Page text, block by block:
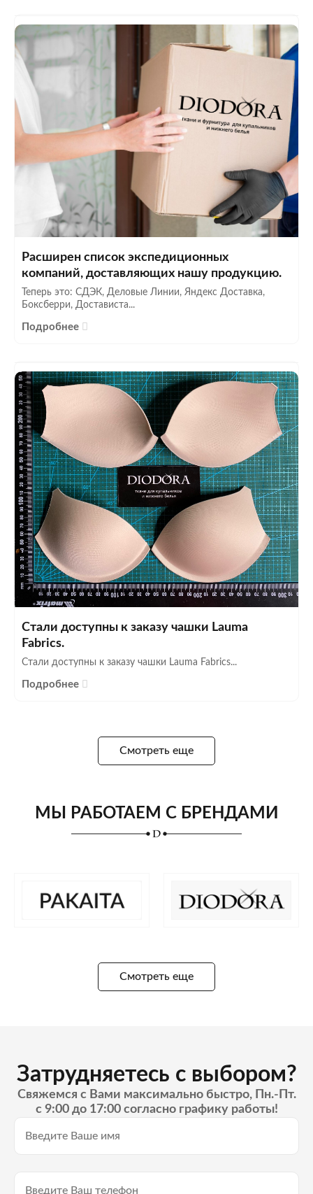
Расширен список экспедиционных
компаний, доставляющих нашу продукцию.
Теперь это: СДЭК, Деловые Линии, Яндекс Доставка,
Боксберри, Достависта...
Подробнее
Стали доступны к заказу чашки Lauma
Fabrics.
Стали доступны к заказу чашки Lauma Fabrics...
Подробнее
Смотреть еще
МЫ РАБОТАЕМ С БРЕНДАМИ
Смотреть еще
Затрудняетесь с выбором?
Свяжемся с Вами максимально быстро, Пн.-Пт.
с 9:00 до 17:00 согласно графику работы!